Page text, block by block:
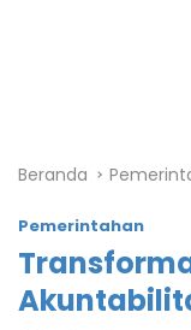
Beranda
Pemerintahan